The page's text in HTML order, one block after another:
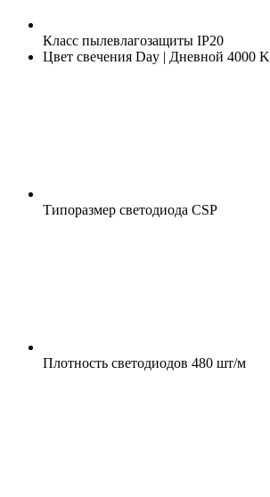
Класс пылевлагозащиты IP20
Цвет свечения Day | Дневной 4000 K
Типоразмер светодиода CSP
Плотность светодиодов 480 шт/м